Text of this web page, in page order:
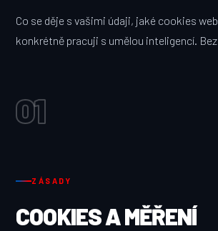
Co se děje s vašimi údaji, jaké cookies
konkrétně pracuji s umělou inteligencí.
01
ZÁSADY
COOKIES A MĚŘENÍ